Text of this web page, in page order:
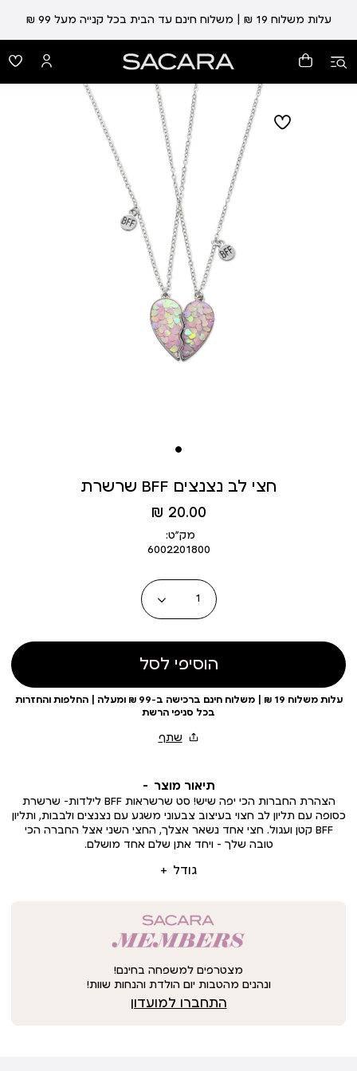
עלות משלוח 19 ₪ | משלוח חינם עד הבית בכל קנייה מעל 99 ₪
שרשרת BFF חצי לב נצנצים
מחיר
מוצר
20.00 ₪
מק״ט:
6002201800
כמות
הוסיפי לסל
עלות משלוח 19 ₪ | משלוח חינם ברכישה ב-99 ₪ ומעלה | החלפות והחזרות
בכל סניפי הרשת
תיאור מוצר
גודל
הצהרת החברות הכי יפה שיש! סט שרשראות BFF לילדות- שרשרת
כסופה עם תליון לב חצוי בעיצוב צבעוני משגע עם נצנצים ולבבות, ותליון
BFF קטן ועגול. חצי אחד נשאר אצלך, החצי השני אצל החברה הכי
טובה שלך – ויחד אתן שלם אחד מושלם.
מצטרפים למשפחה בחינם!
ונהנים מהטבות יום הולדת והנחות שוות!
התחברו למועדון